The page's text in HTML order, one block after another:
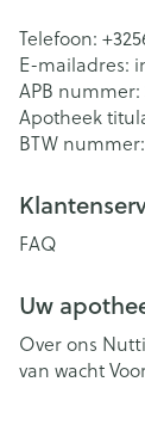
Telefoon:
E-mailadres:
APB nummer:
Apotheek
BTW nummer:
FAQ
Uw
Over ons
van wacht